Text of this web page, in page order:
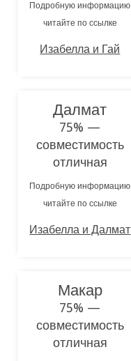
Подробную информацию
читайте по ссылке
Изабелла и Гай
Далмат
75% —
совместимость
отличная
Подробную информацию
читайте по ссылке
Изабелла и Далмат
Макар
75% —
совместимость
отличная